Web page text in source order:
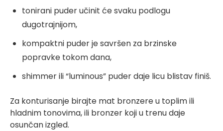
tonirani puder učinit će svaku podlogu
dugotrajnijom,
kompaktni puder je savršen za brzinske
popravke tokom dana,
shimmer ili “luminous” puder daje licu blistav finiš.
Za konturisanje birajte mat bronzere u toplim ili
hladnim tonovima, ili bronzer koji u trenu daje
osunčan izgled.